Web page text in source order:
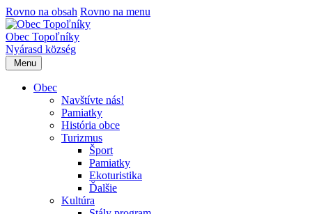
Rovno na obsah Rovno na menu
Obec Topoľníky
Nyárasd község
Menu
Obec
Navštívte nás!
Pamiatky
História obce
Turizmus
Šport
Pamiatky
Ekoturistika
Ďalšie
Kultúra